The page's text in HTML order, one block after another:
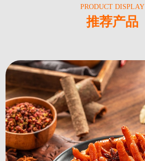
PRODUCT DISPLAY
推荐产品